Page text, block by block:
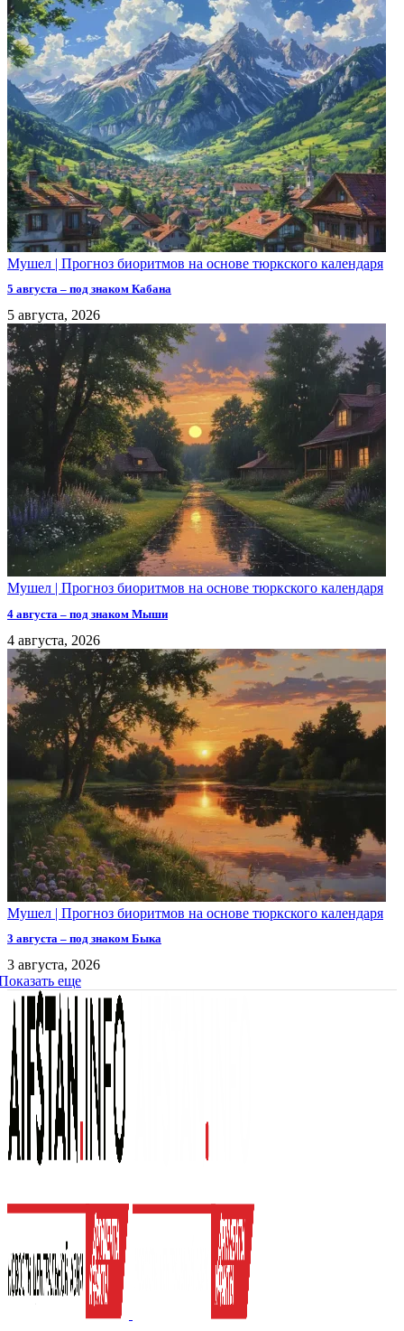
Мушел | Прогноз биоритмов на основе тюркского календаря
5 августа – под знаком Кабана
5 августа, 2026
Мушел | Прогноз биоритмов на основе тюркского календаря
4 августа – под знаком Мыши
4 августа, 2026
Мушел | Прогноз биоритмов на основе тюркского календаря
3 августа – под знаком Быка
3 августа, 2026
еще